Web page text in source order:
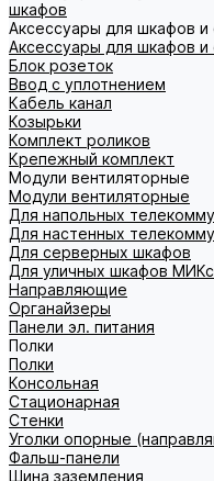
шкафов
Аксессуары для шкафов и
Аксессуары для шкафов и
Блок розеток
Ввод с уплотнением
Кабель канал
Козырьки
Комплект роликов
Крепежный комплект
Модули вентиляторные
Модули вентиляторные
Для напольных
Для настенных
Для серверных шкафов
Для уличных шкафов
Направляющие
Органайзеры
Панели эл. питания
Полки
Полки
Консольная
Стационарная
Стенки
Уголки опорные
Фальш-панели
Шина заземления